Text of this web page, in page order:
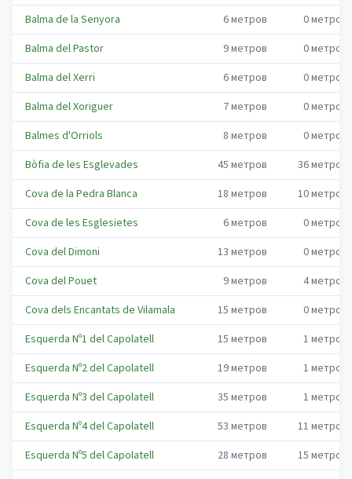
Balma de la Senyora
6метров 0метров
Balma del Pastor
9метров 0метров
Balma del Xerri
6метров 0метров
Balma del Xoriguer
7метров 0метров
Balmes d'Orriols
8 метров 0метров
Bòfia de les Esglevades
45 метров 36метров
Cova de la Pedra Blanca
18 метров 10метров
Cova de les Esglesietes
6метров 0метров
Cova del Dimoni
13 метров 0метров
Cova del Pouet
9метров 4метров
Cova dels Encantats de Vilamala
15 метров 0метров
Esquerda Nº1 del Capolatell
15 метров 1 метров
Esquerda Nº2 del Capolatell
19метров 1 метров
Esquerda Nº3 del Capolatell
35 метров 1 метров
Esquerda Nº4 del Capolatell
53 метров 11 метров
Esquerda Nº5 del Capolatell
28 метров 15 метров